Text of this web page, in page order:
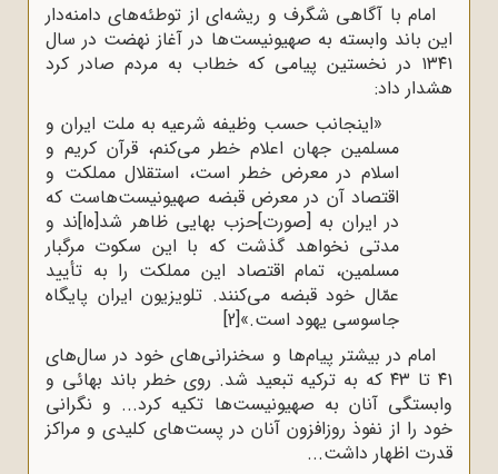
امام با آگاهی شگرف و ریشه‌ای از توطئه‌های دامنه‌دار
این باند وابسته به صهیونیست‌ها در آغاز نهضت در سال
۱۳۴۱ در نخستین پیامی که خطاب به مردم صادر کرد
هشدار داد:
«اینجانب حسب وظیفه شرعیه به ملت ایران و
مسلمین جهان اعلام خطر می‌کنم، قرآن کریم و
اسلام در معرض خطر است، استقلال مملکت و
اقتصاد آن در معرض قبضه صهیونیست‌هاست که
در ایران به [صورت]حزب بهایی ظاهر شد[ه‌ا]ند و
مدتی نخواهد گذشت که با این سکوت مرگبار
مسلمین، تمام اقتصاد این مملکت را به تأیید
عمّال خود قبضه می‌کنند. تلویزیون ایران پایگاه
جاسوسی یهود است.»[2]
امام در بیشتر پیام‌ها و سخنرانی‌های خود در سال‌های
۴۱ تا ۴۳ که به ترکیه تبعید شد. روی خطر باند بهائی و
وابستگی آنان به صهیونیست‌ها تکیه کرد... و نگرانی
خود را از نفوذ روزافزون آنان در پست‌های کلیدی و مراکز
قدرت اظهار داشت...